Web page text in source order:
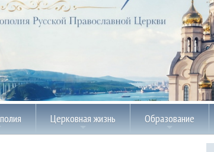
Церковная жизнь Образование